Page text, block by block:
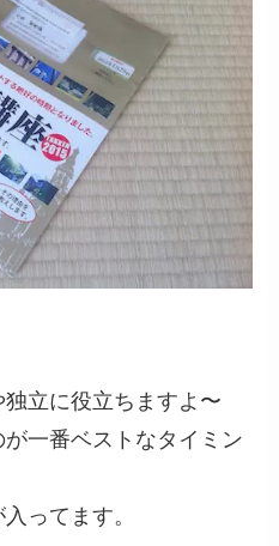
立に役立ちますよ〜
一番ベストなタイミン
ってます。